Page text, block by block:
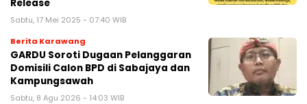
Release
Sabtu, 17 Mei 2025 - 07:40 WIB
Berita Karawang
GARDU Soroti Dugaan Pelanggaran
Domisili Calon BPD di Sabajaya dan
Kampungsawah
Sabtu, 8 Agu 2026 - 14:03 WIB